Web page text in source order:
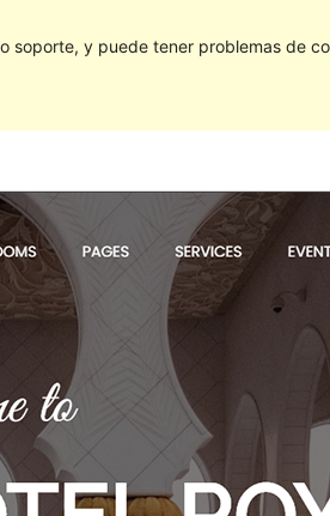
soporte, y puede tener problemas de
Vista previa
Versión
Última
Instalaciones
Versión de
Página de inicio